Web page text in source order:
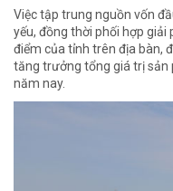
Việc tập trung nguồn vốn
yếu, đồng thời phối hợp
điểm của tỉnh trên địa bàn,
tăng trưởng tổng giá trị sản
năm nay.